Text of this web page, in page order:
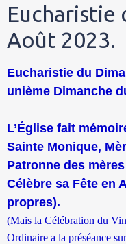
Eucharistie
Août 2023.
Eucharistie du
unième Dimanche
L’Église fait
Sainte Monique,
Patronne des
Célèbre sa Fête en
propres).
(Mais la Célébration du
Ordinaire a la préséance